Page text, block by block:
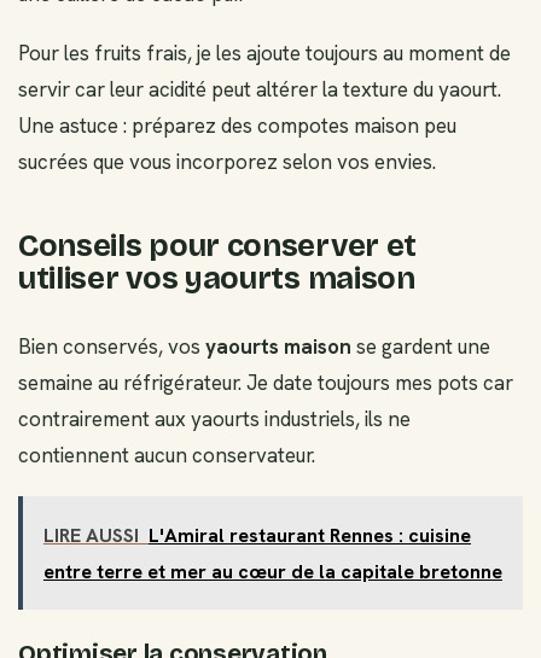
Pour les fruits frais, je les ajoute toujours au moment de
servir car leur acidité peut altérer la texture du yaourt.
Une astuce : préparez des compotes maison peu
sucrées que vous incorporez selon vos envies.
Conseils pour conserver et
utiliser vos yaourts maison
Bien conservés, vos yaourts maison se gardent une
semaine au réfrigérateur. Je date toujours mes pots car
contrairement aux yaourts industriels, ils ne
contiennent aucun conservateur.
LIRE AUSSI L'Amiral restaurant Rennes : cuisine
entre terre et mer au cœur de la capitale bretonne